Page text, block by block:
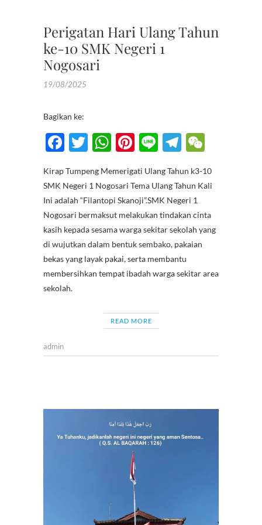
Perigatan Hari Ulang Tahun
ke-10 SMK Negeri 1
Nogosari
19/08/2025
Bagikan ke:
F
e
b
o
o
k
T
itt
er
W
at
s
A
p
p
Pi
er
es
t
Li
e
T
e
gr
a
m
C
at
Kirap Tumpeng Memerigati Ulang Tahun k3-10
SMK Negeri 1 Nogosari Tema Ulang Tahun Kali
Ini adalah “Filantopi Skanoji”.SMK Negeri 1
Nogosari bermaksut melakukan tindakan cinta
kasih kepada sesama warga sekitar sekolah yang
di wujutkan dalam bentuk sembako, pakaian
bekas yang layak pakai, serta membantu
membersihkan tempat ibadah warga sekitar area
sekolah.
READ MORE
admin